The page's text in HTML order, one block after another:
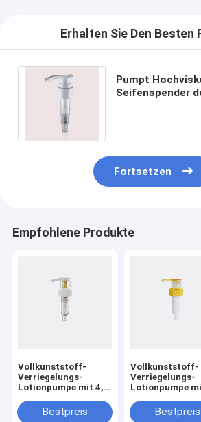
Erhalten Sie Den Besten
Pumpt
Seifenspender
Fortsetzen
Empfohlene Produkte
Vollkunststoff-
Verriegelungs-
Lotionpumpe mit 4,0
Ausstoßrate für den
professionellen
Bestpreis
Vollkunststoff-
Verriegelungs-
Lotionpumpe
Ausstoßrate für
professionellen
Bestpreis